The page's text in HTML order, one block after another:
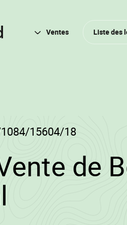
933/
de
15604/18
Ventes Liste des